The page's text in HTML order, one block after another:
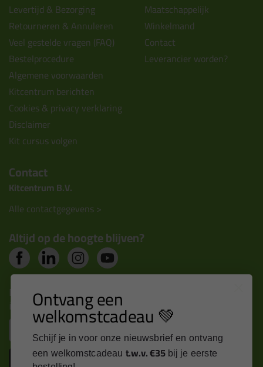
Levertijd & Bezorging
Retourneren & Annuleren
Veel gestelde vragen (FAQ)
Bestelprocedure
Algemene voorwaarden
Kitcentrum berichten
Cookies & privacy verklaring
Disclaimer
Kit cursus volgen
Maatschappelijk
Winkelmand
Contact
Leverancier worden?
Contact
Kitcentrum B.V.
Alle contactgegevens >
Altijd op de hoogte blijven?
Nieuws, tips en exclusieve deals rechtstreeks in je
inbox
Email
Inschrijven
Ontvang een
welkomstcadeau 💚
Schijf je in voor onze nieuwsbrief en ontvang
een welkomstcadeau t.w.v. €35 bij je eerste